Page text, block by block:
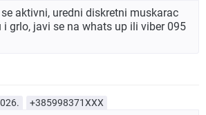
se aktivni, uredni diskretni muskarac
grlo, javi se na whats up ili viber 095
+385998371XXX